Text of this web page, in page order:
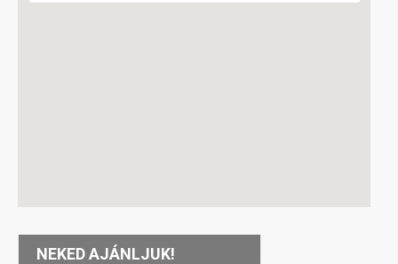
NEKED AJÁNLJUK!